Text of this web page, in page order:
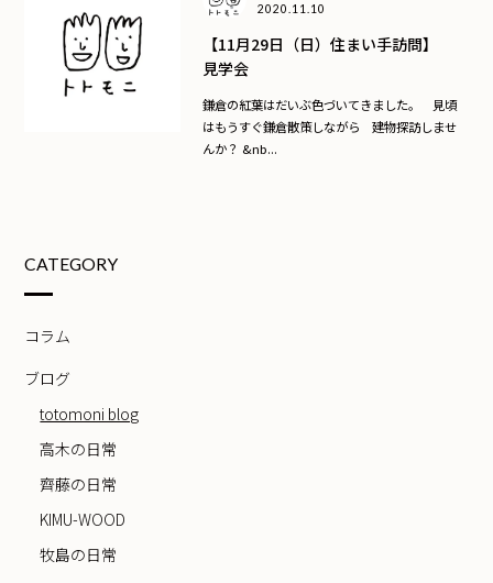
2020.11.10
【11月29日（日）住まい手訪問】
見学会
鎌倉の紅葉はだいぶ色づいてきました。 見頃
はもうすぐ鎌倉散策しながら 建物探訪しませ
んか？ &nb...
CATEGORY
コラム
ブログ
totomoni blog
高木の日常
齊藤の日常
KIMU-WOOD
牧島の日常